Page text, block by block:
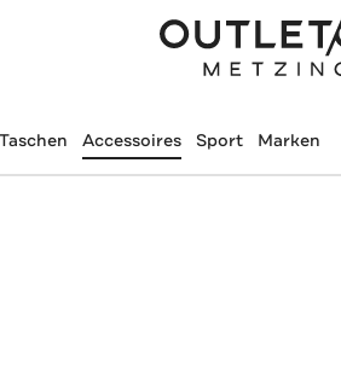
Taschen Accessoires Sport Marken